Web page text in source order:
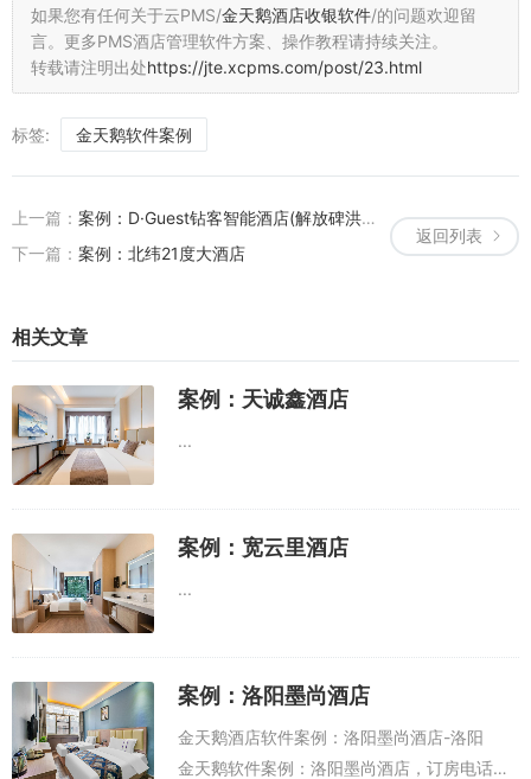
如果您有任何关于云PMS/金天鹅酒店收银软件/的问题欢迎留
言。 更多PMS酒店管理软件方案、操作教程请持续关注。
转载请注明出处https://jte.xcpms.com/post/23.html
标签: 金天鹅软件案例
返回列表
上一篇： 案例：D·Guest钻客智能酒店(解放碑洪崖洞店)
下一篇： 案例：北纬21度大酒店
相关文章
案例：天诚鑫酒店
...
案例：宽云里酒店
...
案例：洛阳墨尚酒店
金天鹅酒店软件案例：洛阳墨尚酒店-洛阳
金天鹅软件案例：洛阳墨尚酒店，订房电话